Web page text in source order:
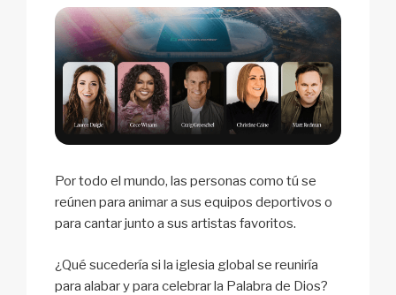
Por todo el mundo, las personas como tú se
reúnen para animar a sus equipos deportivos o
para cantar junto a sus artistas favoritos.
¿Qué sucedería si la iglesia global se reuniría
para alabar y para celebrar la Palabra de Dios?